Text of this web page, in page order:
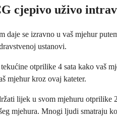
cjepivo uživo
se izravno u vaš mjehur
ustanovi.
otprilike 4 sata kako vaš
mjehur kroz ovaj kateter.
lijek u svom mjehuru
mjehura. Mnogi ljudi smatraju